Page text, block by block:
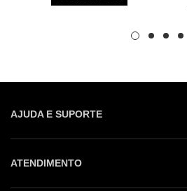
AJUDA E SUPORTE
ATENDIMENTO